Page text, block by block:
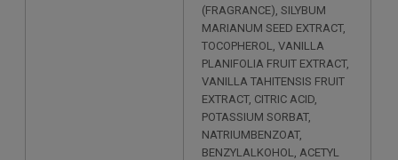
(FRAGRANCE), SILYBUM
MARIANUM SEED EXTRACT,
TOCOPHEROL, VANILLA
PLANIFOLIA FRUIT EXTRACT,
VANILLA TAHITENSIS FRUIT
EXTRACT, CITRIC ACID,
POTASSIUM SORBAT,
NATRIUMBENZOAT,
BENZYLALKOHOL, ACETYL